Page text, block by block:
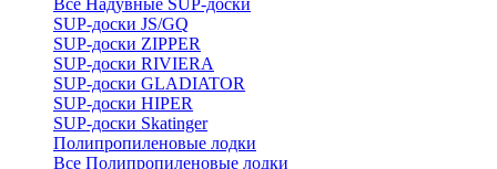
Все Надувные SUP-доски
SUP-доски JS/GQ
SUP-доски ZIPPER
SUP-доски RIVIERA
SUP-доски GLADIATOR
SUP-доски HIPER
SUP-доски Skatinger
Полипропиленовые лодки
Все Полипропиленовые лодки